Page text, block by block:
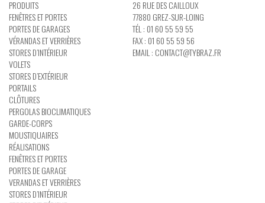
PRODUITS
FENÊTRES ET PORTES
PORTES DE GARAGES
VÉRANDAS ET VERRIÈRES
STORES D’INTÉRIEUR
VOLETS
STORES D’EXTÉRIEUR
PORTAILS
CLÔTURES
PERGOLAS BIOCLIMATIQUES
GARDE-CORPS
MOUSTIQUAIRES
RÉALISATIONS
FENÊTRES ET PORTES
PORTES DE GARAGE
VERANDAS ET VERRIÈRES
STORES D’INTÉRIEUR
26 RUE DES CAILLOUX
77880 GREZ-SUR-LOING
TÉL : 01 60 55 59 55
FAX : 01 60 55 59 56
EMAIL : CONTACT@TYBRAZ.FR